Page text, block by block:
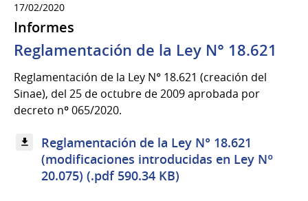
17/02/2020
Informes
Reglamentación de la Ley N° 18.621
Reglamentación de la Ley N° 18.621 (creación del
Sinae), del 25 de octubre de 2009 aprobada por
decreto nº 065/2020.
Reglamentación de la Ley N° 18.621
(modificaciones introducidas en Ley Nº
20.075) (.pdf 590.34 KB)